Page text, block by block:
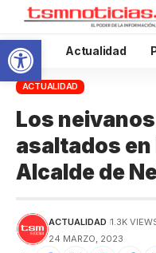
Abrir barra de herramientas
Inicio Actualidad
ACTUALIDAD
Los
asaltados en
Alcalde de
ACTUALIDAD 1.3K
24 MARZO, 2023